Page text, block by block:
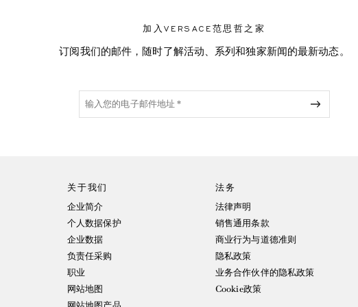
加入VERSACE范思哲之家
订阅我们的邮件，随时了解活动、系列和独家新闻的最新动态。
关于我们
企业简介
个人数据保护
企业数据
负责任采购
职业
网站地图
法务
法律声明
销售通用条款
商业行为与道德准则
隐私政策
业务合作伙伴的隐私政策
Cookie政策